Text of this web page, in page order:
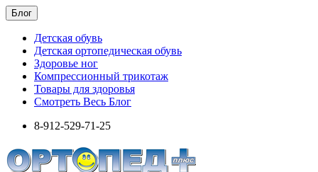
Блог
Детская обувь
Детская ортопедическая обувь
Здоровье ног
Компрессионный трикотаж
Товары для здоровья
Смотреть Весь Блог
8-912-529-71-25